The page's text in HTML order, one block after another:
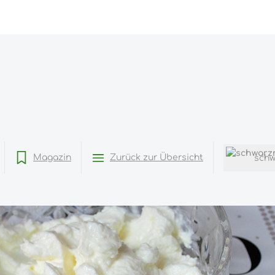
Magazin Zurück zur Übersicht